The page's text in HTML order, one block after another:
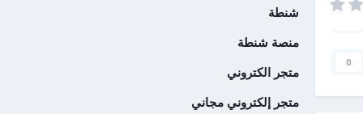
0
شنطة
منصة شنطة
متجر الكتروني
متجر إلكتروني مجاني